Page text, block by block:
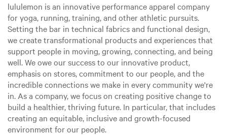
lululemon is an innovative performance apparel company
for yoga, running, training, and other athletic pursuits.
Setting the bar in technical fabrics and functional design,
we create transformational products and experiences that
support people in moving, growing, connecting, and being
well. We owe our success to our innovative product,
emphasis on stores, commitment to our people, and the
incredible connections we make in every community we're
in. As a company, we focus on creating positive change to
build a healthier, thriving future. In particular, that includes
creating an equitable, inclusive and growth-focused
environment for our people.